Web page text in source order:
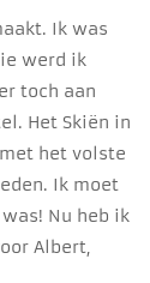
Ik was
werd ik
toch aan
Het Skiën in
het volste
Ik moet
Nu heb ik
Albert,